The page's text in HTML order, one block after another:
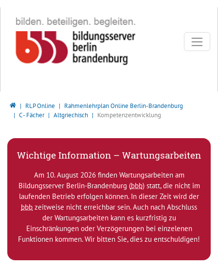
Bildungsserver Berlin - Brandenburg
RLP Online
Rahmenlehrplan Online Berlin-Brandenburg
C - Fächer
Altgriechisch Kompetenzentwicklung
Wichtige Information – Wartungsarbeiten
Am 10. August 2026 finden Wartungsarbeiten am
Bildungsserver Berlin-Brandenburg (bbb) statt, die nicht im
laufenden Betrieb erfolgen können. In dieser Zeit wird der
bbb zeitweise nicht erreichbar sein. Auch nach Abschluss
der Wartungsarbeiten kann es kurzfristig zu
Einschränkungen oder Verzögerungen bei einzelenen
Funktionen kommen. Wir bitten Sie, dies zu entschuldigen!